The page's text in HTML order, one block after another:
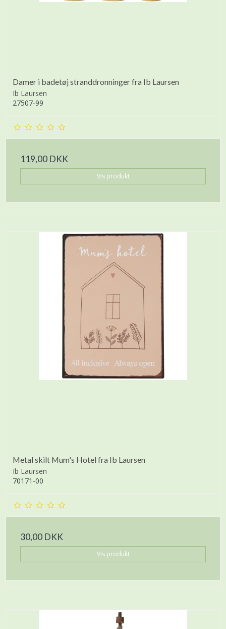
Damer i badetøj stranddronninger fra Ib Laursen
Ib Laursen
27507-99
119,00 DKK
Vis produkt
Metal skilt Mum's Hotel fra Ib Laursen
Ib Laursen
70171-00
30,00 DKK
Vis produkt